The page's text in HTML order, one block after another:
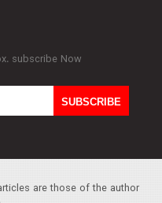
subscribe Now
are those of the author